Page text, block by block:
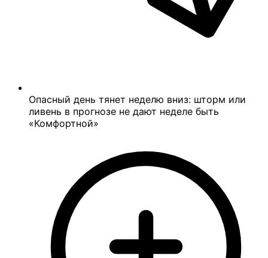
Опасный день тянет неделю вниз: шторм или
ливень в прогнозе не дают неделе быть
«Комфортной»